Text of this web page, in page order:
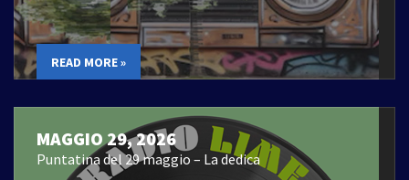
READ MORE »
MAGGIO 29, 2026
Puntatina del 29 maggio – La dedica